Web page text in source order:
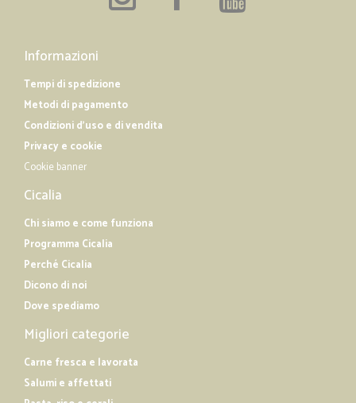
Informazioni
Tempi di spedizione
Metodi di pagamento
Condizioni d'uso e di vendita
Privacy e cookie
Cookie banner
Cicalia
Chi siamo e come funziona
Programma Cicalia
Perché Cicalia
Dicono di noi
Dove spediamo
Migliori categorie
Carne fresca e lavorata
Salumi e affettati